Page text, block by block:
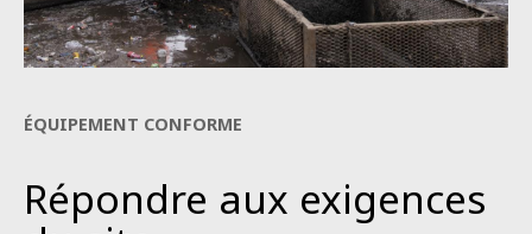
ÉQUIPEMENT CONFORME
Répondre aux exigences